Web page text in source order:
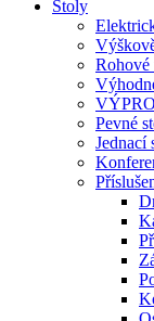
Stoly
Rohové
Pevné
Jednací